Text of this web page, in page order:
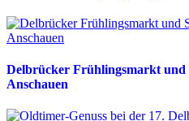
Delbrücker Frühlingsmarkt und
Anschauen